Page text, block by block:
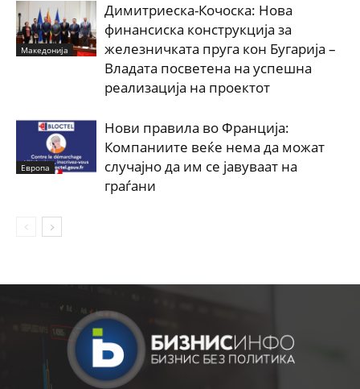
Македонија
Димитриеска-Кочоска: Нова
финансиска конструкција за
железничката пруга кон Бугарија –
Владата посветена на успешна
реализација на проектот
Европа
Нови правила во Франција:
Компаниите веќе нема да можат
случајно да им се јавуваат на
граѓани